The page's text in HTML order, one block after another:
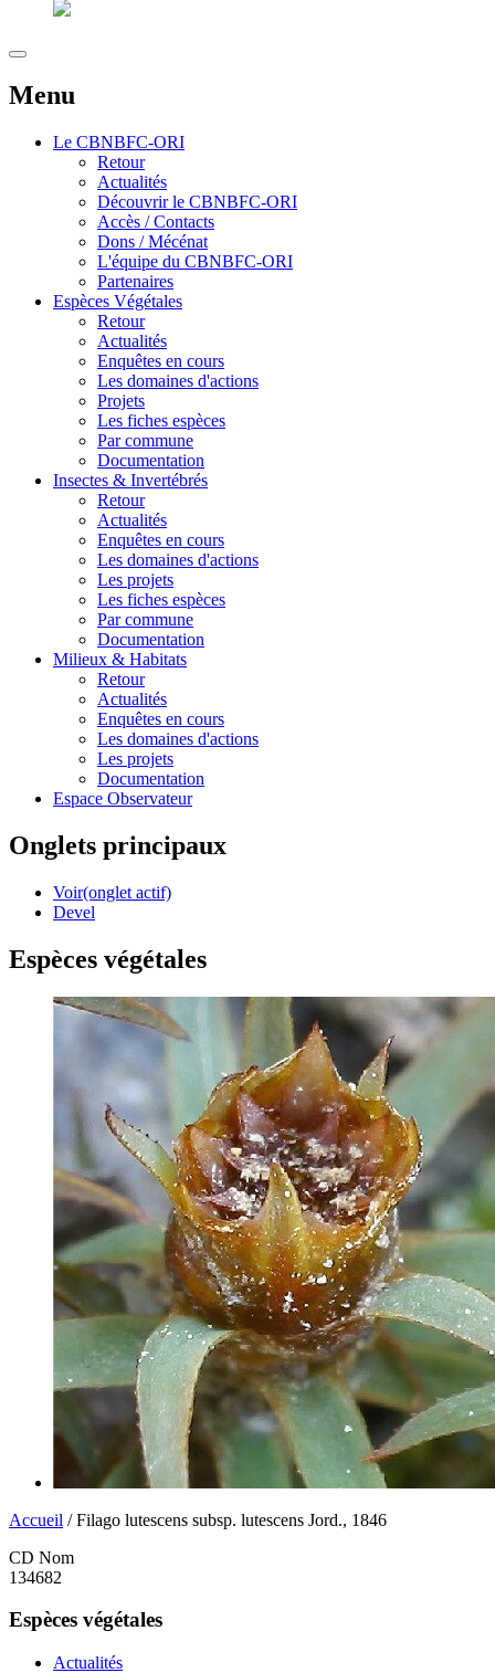
Menu
Le CBNBFC-ORI
Retour
Actualités
Découvrir le CBNBFC-ORI
Accès / Contacts
Dons / Mécénat
L'équipe du CBNBFC-ORI
Partenaires
Espèces Végétales
Retour
Actualités
Enquêtes en cours
Les domaines d'actions
Projets
Les fiches espèces
Par commune
Documentation
Insectes & Invertébrés
Retour
Actualités
Enquêtes en cours
Les domaines d'actions
Les projets
Les fiches espèces
Par commune
Documentation
Milieux & Habitats
Retour
Actualités
Enquêtes en cours
Les domaines d'actions
Les projets
Documentation
Espace Observateur
Onglets principaux
Voir(onglet actif)
Devel
Espèces végétales
Accueil / Filago lutescens subsp. lutescens Jord., 1846
CD Nom
134682
Espèces végétales
Actualités